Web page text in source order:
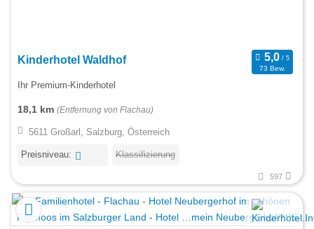
Kinderhotel Waldhof
73 Bew.
Ihr Premium-Kinderhotel
18,1 km (Entfernung von Flachau)
5611 Großarl, Salzburg, Österreich
Preisniveau: Klassifizierung
597